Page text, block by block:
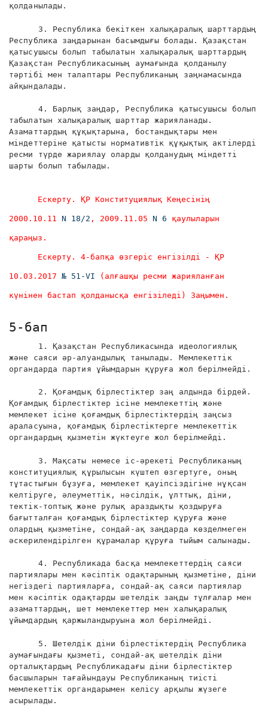
қолданылады.
3. Республика бекіткен халықаралық шарттардың
Республика заңдарынан басымдығы болады. Қазақстан
қатысушысы болып табылатын халықаралық шарттардың
Қазақстан Республикасының аумағында қолданылу
тәртібі мен талаптары Республиканың заңнамасында
айқындалады.
4. Барлық заңдар, Республика қатысушысы болып
табылатын халықаралық шарттар жарияланады.
Азаматтардың құқықтарына, бостандықтары мен
міндеттеріне қатысты нормативтік құқықтық актілерді
ресми түрде жариялау оларды қолданудың міндетті
шарты болып табылады.
Ескерту. ҚР Конституциялық Кеңесінің
2000.10.11 N 18/2 , 2009.11.05 N 6 қаулыларын
қараңыз.
Ескерту. 4-бапқа өзгеріс енгізілді - ҚР
10.03.2017 № 51-VI (алғашқы ресми жарияланған
күнінен бастап қолданысқа енгізіледі) Заңымен.
5-бап
1. Қазақстан Республикасында идеологиялық
және саяси әр-алуандылық танылады. Мемлекеттік
органдарда партия ұйымдарын құруға жол берілмейді.
2. Қоғамдық бірлестіктер заң алдында бірдей.
Қоғамдық бірлестіктер ісіне мемлекеттің және
мемлекет ісіне қоғамдық бірлестіктердің заңсыз
араласуына, қоғамдық бірлестіктерге мемлекеттік
органдардың қызметін жүктеуге жол берілмейді.
3. Мақсаты немесе іс-әрекеті Республиканың
конституциялық құрылысын күштеп өзгертуге, оның
тұтастығын бұзуға, мемлекет қауіпсіздігіне нұқсан
келтіруге, әлеуметтік, нәсілдік, ұлттық, діни,
тектік-топтық және рулық араздықты қоздыруға
бағытталған қоғамдық бірлестіктер құруға және
олардың қызметіне, сондай-ақ заңдарда көзделмеген
әскерилендірілген құрамалар құруға тыйым салынады.
4. Республикада басқа мемлекеттердің саяси
партиялары мен кәсіптік одақтарының қызметіне, діни
негіздегі партияларға, сондай-ақ саяси партиялар
мен кәсіптік одақтарды шетелдік заңды тұлғалар мен
азаматтардың, шет мемлекеттер мен халықаралық
ұйымдардың қаржыландыруына жол берілмейді.
5. Шетелдік діни бірлестіктердің Республика
аумағындағы қызметі, сондай-ақ шетелдік діни
орталықтардың Республикадағы діни бірлестіктер
басшыларын тағайындауы Республиканың тиісті
мемлекеттік органдарымен келісу арқылы жүзеге
асырылады.